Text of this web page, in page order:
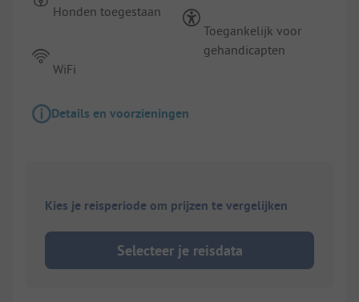
Honden toegestaan
WiFi
Toegankelijk voor
gehandicapten
Details en voorzieningen
Kies je reisperiode om prijzen te vergelijken
Selecteer je reisdata